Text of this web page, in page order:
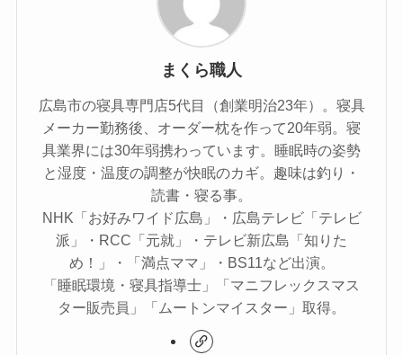
まくら職人
広島市の寝具専門店5代目（創業明治23年）。寝具
メーカー勤務後、オーダー枕を作って20年弱。寝
具業界には30年弱携わっています。睡眠時の姿勢
と湿度・温度の調整が快眠のカギ。趣味は釣り・
読書・寝る事。
NHK「お好みワイド広島」・広島テレビ「テレビ
派」・RCC「元就」・テレビ新広島「知りた
め！」・「満点ママ」・BS11など出演。
「睡眠環境・寝具指導士」「マニフレックスマス
ター販売員」「ムートンマイスター」取得。